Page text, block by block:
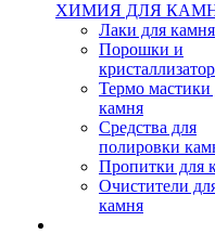
ХИМИЯ ДЛЯ
Лаки для камня
Порошки и
Термо мастики
камня
Средства для
полировки
Пропитки для
Очистители
камня